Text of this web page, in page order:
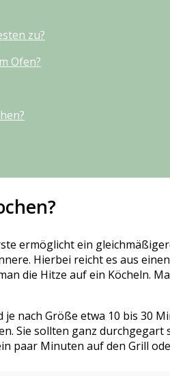
zu?
Ofen?
ermöglicht ein
Hierbei reicht es aus
die Hitze auf ein Köcheln.
nach Größe etwa 10 bis 30
Sie sollten ganz
paar Minuten auf den Grill